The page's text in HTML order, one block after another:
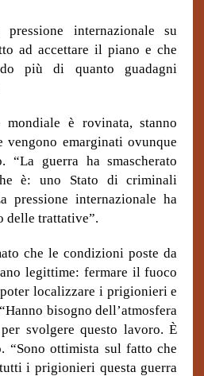
internazionale su
ad accettare il piano e che
più di quanto guadagni
mondiale è rovinata, stanno
vengono emarginati ovunque
“La guerra ha smascherato
è: uno Stato di criminali
pressione internazionale ha
delle trattative”.
che le condizioni poste da
legittime: fermare il fuoco
localizzare i prigionieri e
bisogno dell’atmosfera
svolgere questo lavoro. È
“Sono ottimista sul fatto che
i prigionieri questa guerra